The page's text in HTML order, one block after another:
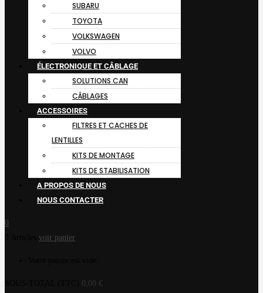
SUBARU
TOYOTA
VOLKSWAGEN
VOLVO
ÉLECTRONIQUE ET CÂBLAGE
SOLUTIONS CAN
CÂBLAGES
ACCESSOIRES
FILTRES ET CACHES DE
LENTILLES
KITS DE MONTAGE
KITS DE STABILISATION
A PROPOS DE NOUS
NOUS CONTACTER
0
voir panier
0,00 €